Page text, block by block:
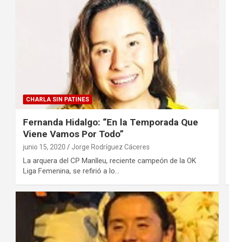
CHARLA SIN PATINES
Fernanda Hidalgo: “En la Temporada Que
Viene Vamos Por Todo”
junio 15, 2020 Jorge Rodríguez Cáceres
La arquera del CP Manlleu, reciente campeón de la OK
Liga Femenina, se refirió a lo…